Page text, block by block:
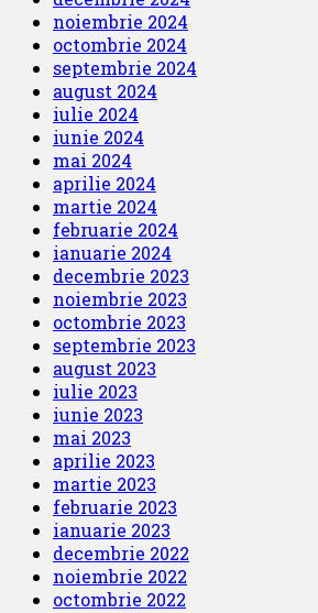
noiembrie 2024
octombrie 2024
septembrie 2024
august 2024
iulie 2024
iunie 2024
mai 2024
aprilie 2024
martie 2024
februarie 2024
ianuarie 2024
decembrie 2023
noiembrie 2023
octombrie 2023
septembrie 2023
august 2023
iulie 2023
iunie 2023
mai 2023
aprilie 2023
martie 2023
februarie 2023
ianuarie 2023
decembrie 2022
noiembrie 2022
octombrie 2022